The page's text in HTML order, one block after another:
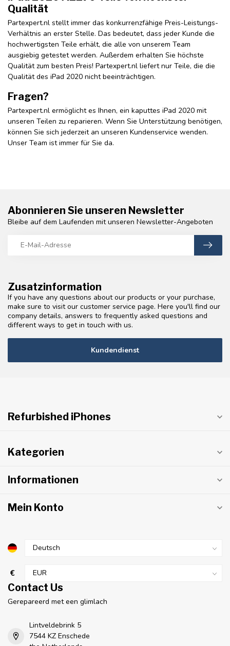
Qualität
Partexpert.nl stellt immer das konkurrenzfähige Preis-Leistungs-
Verhältnis an erster Stelle. Das bedeutet, dass jeder Kunde die
hochwertigsten Teile erhält, die alle von unserem Team
ausgiebig getestet werden. Außerdem erhalten Sie höchste
Qualität zum besten Preis! Partexpert.nl liefert nur Teile, die die
Qualität des iPad 2020 nicht beeinträchtigen.
Fragen?
Partexpert.nl ermöglicht es Ihnen, ein kaputtes iPad 2020 mit
unseren Teilen zu reparieren. Wenn Sie Unterstützung benötigen,
können Sie sich jederzeit an unseren Kundenservice wenden.
Unser Team ist immer für Sie da.
Zusatzinformation
If you have any questions about our products or your purchase,
make sure to visit our customer service page. Here you'll find our
company details, answers to frequently asked questions and
different ways to get in touch with us.
Kundendienst
Abonnieren Sie unseren Newsletter
Bleibe auf dem Laufenden mit unseren Newsletter-Angeboten
Refurbished iPhones
Kategorien
Informationen
Mein Konto
€
Contact Us
Gerepareerd met een glimlach
Lintveldebrink 5
7544 KZ Enschede